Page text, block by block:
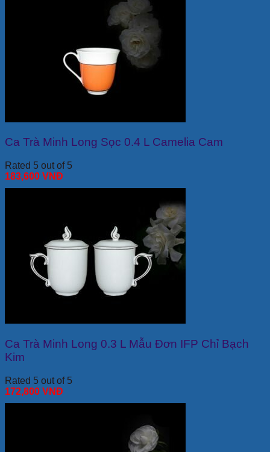
Ca Trà Minh Long Sọc 0.4 L Camelia Cam
Rated 5 out of 5
183,600 VNĐ
Ca Trà Minh Long 0.3 L Mẫu Đơn IFP Chỉ Bạch
Kim
Rated 5 out of 5
172,800 VNĐ